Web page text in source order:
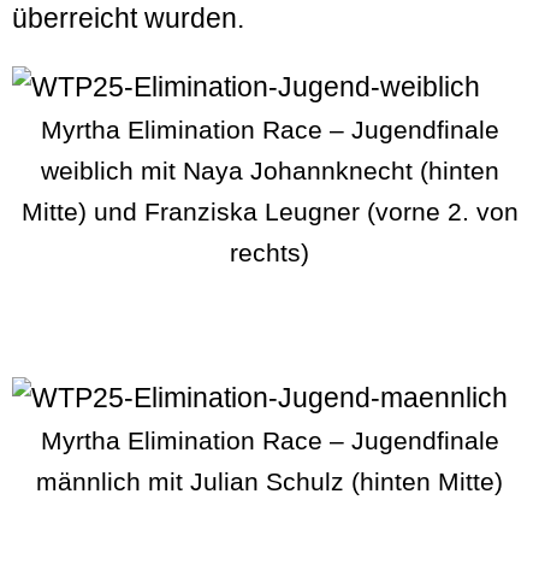
überreicht wurden.
Myrtha Elimination Race – Jugendfinale
weiblich mit Naya Johannknecht (hinten
Mitte) und Franziska Leugner (vorne 2. von
rechts)
Myrtha Elimination Race – Jugendfinale
männlich mit Julian Schulz (hinten Mitte)